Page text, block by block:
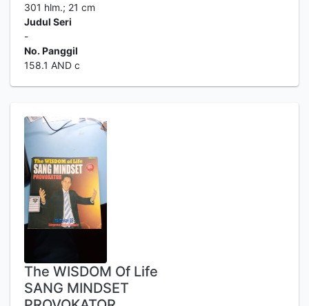
301 hlm.; 21 cm
Judul Seri
-
No. Panggil
158.1 AND c
The WISDOM Of Life
SANG MINDSET